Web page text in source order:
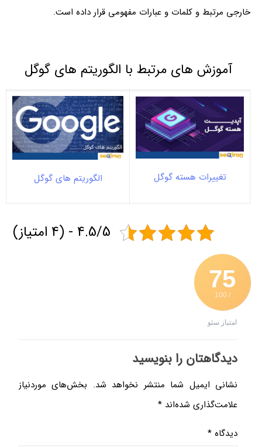
خارجی مرتبط و کلمات و عبارات مفهومی قرار داده است.
آموزش های مرتبط با الگوریتم های گوگل
تغییرات هسته گوگل الگوریتم های گوگل
4.5/5 - (4 امتیاز)
75
/ 100
امتیاز سئو
دیدگاهتان را بنویسید
نشانی ایمیل شما منتشر نخواهد شد.
بخش‌های موردنیاز
علامت‌گذاری شده‌اند *
دیدگاه*